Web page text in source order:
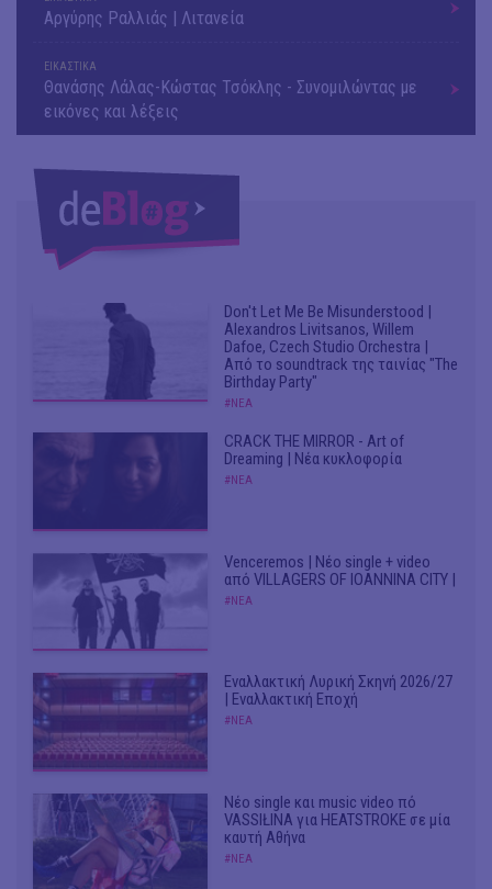
Αργύρης Ραλλιάς | Λιτανεία
ΕΙΚΑΣΤΙΚΑ
Θανάσης Λάλας-Κώστας Τσόκλης - Συνομιλώντας με
εικόνες και λέξεις
Don't Let Me Be Misunderstood |
Alexandros Livitsanos, Willem
Dafoe, Czech Studio Orchestra |
Από το soundtrack της ταινίας "The
Birthday Party"
#ΝΕΑ
CRACK THE MIRROR - Art of
Dreaming | Νέα κυκλοφορία
#ΝΕΑ
Venceremos | Νέο single + video
από VILLAGERS OF IOANNINA CITY |
#ΝΕΑ
Εναλλακτική Λυρική Σκηνή 2026/27
| Εναλλακτική Εποχή
#ΝΕΑ
Νέο single και music video πό
VASSIŁINA για HEATSTROKE σε μία
καυτή Αθήνα
#ΝΕΑ